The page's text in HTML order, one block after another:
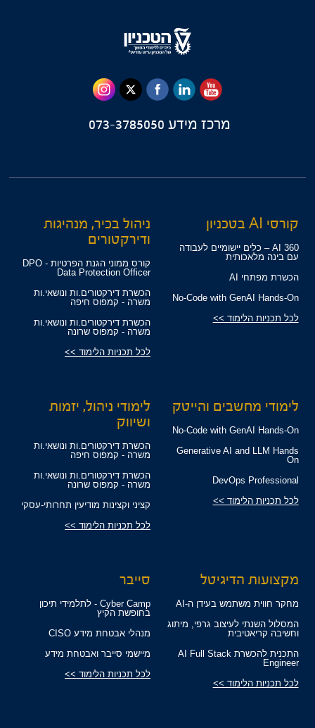
מרכז מידע
קורסי AI בטכניון
360 AI – כלים יישומיים לעבודה
עם בינה מלאכותית
הכשרת מפתחי AI
No-Code with GenAI Hands-On
לכל תכניות הלימוד >>
ניהול בכיר, מנהיגות
ודירקטורים
קורס ממוני הגנת הפרטיות - DPO
Data Protection Officer
הכשרת דירקטורים.ות ונושאי.ות
משרה - קמפוס חיפה
הכשרת דירקטורים.ות ונושאי.ות
משרה - קמפוס שרונה
לכל תכניות הלימוד >>
לימודי מחשבים והייטק
No-Code with GenAI Hands-On
Generative AI and LLM Hands
On
DevOps Professional
לכל תכניות הלימוד >>
לימודי ניהול, יזמות
ושיווק
הכשרת דירקטורים.ות ונושאי.ות
משרה - קמפוס חיפה
הכשרת דירקטורים.ות ונושאי.ות
משרה - קמפוס שרונה
קציני וקצינות מודיעין תחרותי-עסקי
לכל תכניות הלימוד >>
מקצועות הדיגיטל
מחקר חווית משתמש בעידן ה-AI
המסלול השנתי לעיצוב גרפי, מיתוג
וחשיבה קריאטיבית
התכנית להכשרת AI Full Stack
Engineer
לכל תכניות הלימוד >>
סייבר
Cyber Camp - לתלמידי תיכון
בחופשת הקיץ
מנהלי אבטחת מידע CISO
מיישמי סייבר ואבטחת מידע
לכל תכניות הלימוד >>